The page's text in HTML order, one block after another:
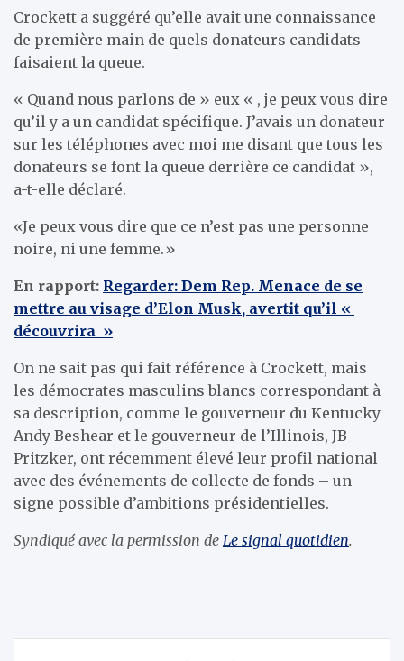
Crockett a suggéré qu’elle avait une connaissance
de première main de quels donateurs candidats
faisaient la queue.
« Quand nous parlons de » eux « , je peux vous dire
qu’il y a un candidat spécifique. J’avais un donateur
sur les téléphones avec moi me disant que tous les
donateurs se font la queue derrière ce candidat »,
a-t-elle déclaré.
«Je peux vous dire que ce n’est pas une personne
noire, ni une femme.»
En rapport: Regarder: Dem Rep. Menace de se
mettre au visage d’Elon Musk, avertit qu’il «
découvrira »
On ne sait pas qui fait référence à Crockett, mais
les démocrates masculins blancs correspondant à
sa description, comme le gouverneur du Kentucky
Andy Beshear et le gouverneur de l’Illinois, JB
Pritzker, ont récemment élevé leur profil national
avec des événements de collecte de fonds – un
signe possible d’ambitions présidentielles.
Syndiqué avec la permission de Le signal quotidien.